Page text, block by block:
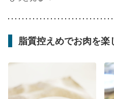
脂質控えめでお肉を楽